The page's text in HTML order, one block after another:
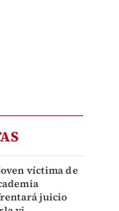
víctima de
juicio